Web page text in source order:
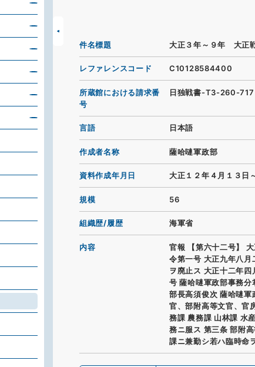
件名標題 大正３年～９年 大正
レファレンスコード C10128584400
所蔵館における請求番
号
日独戦書-T3-260-717
言語 日本語
作成者名称 薩哈嗹軍政部
資料作成年月日 大正１２年４月１３日
規模 56
組織歴/履歴 海軍省
内容
官報 【第六十二号】
令第一号 大正九年八月
ヲ廃止ス 大正十二年
号 薩哈嗹軍政部事務
部長高須俊次 薩哈嗹
官、部附高等文官、官
務課 農務課 山林課 水
務ニ服ス 第三条 部附
課ニ兼勤シ若ハ臨時命